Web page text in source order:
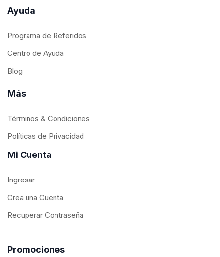
Ayuda
Programa de Referidos
Centro de Ayuda
Blog
Más
Términos & Condiciones
Políticas de Privacidad
Mi Cuenta
Ingresar
Crea una Cuenta
Recuperar Contraseña
Promociones